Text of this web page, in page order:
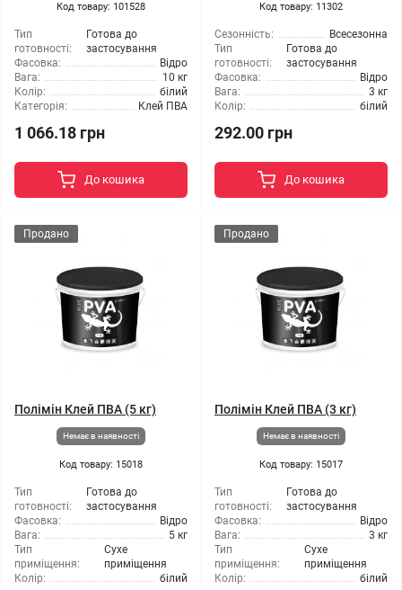
Код товару: 101528
Тип
готовності:
Готова до
застосування
Фасовка:
Відро
Вага:
10 кг
Колір:
білий
Категорія:
Клей ПВА
1 066.18 грн
До кошика
Код товару: 11302
Сезонність:
Всесезонна
Тип
готовності:
Готова до
застосування
Фасовка:
Відро
Вага:
3 кг
Колір:
білий
292.00 грн
До кошика
Продано
Полімін Клей ПВА (5 кг)
Немає в наявності
Код товару: 15018
Тип
готовності:
Готова до
застосування
Фасовка:
Відро
Вага:
5 кг
Тип
приміщення:
Сухе
приміщення
Колір:
білий
Продано
Полімін Клей ПВА (3 кг)
Немає в наявності
Код товару: 15017
Тип
готовності:
Готова до
застосування
Фасовка:
Відро
Вага:
3 кг
Тип
приміщення:
Сухе
приміщення
Колір:
білий